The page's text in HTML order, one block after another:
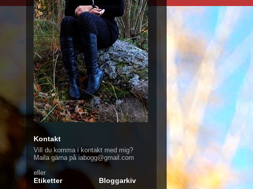
Kontakt
Vill du komma i kontakt med mig?
Maila gärna på iabogg@gmail.com
eller
Etiketter Bloggarkiv